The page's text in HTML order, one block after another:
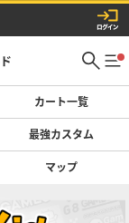
カート一覧
最強カスタム
マップ